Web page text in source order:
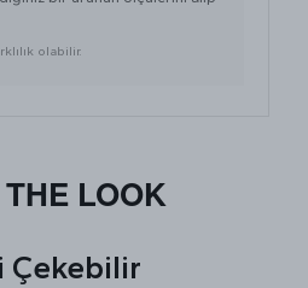
olabilir.
LOOK
Çekebilir